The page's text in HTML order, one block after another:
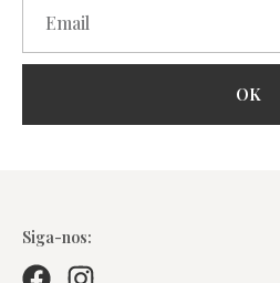
OK
Siga-nos: